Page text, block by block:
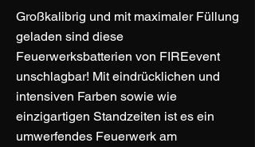
Großkalibrig und mit maximaler Füllung
geladen sind diese
Feuerwerksbatterien von FIREevent
unschlagbar! Mit eindrücklichen und
intensiven Farben sowie wie
einzigartigen Standzeiten ist es ein
umwerfendes Feuerwerk am